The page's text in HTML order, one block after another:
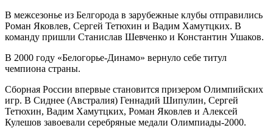
В межсезонье из Белгорода в зарубежные клубы отправились
Роман Яковлев, Сергей Тетюхин и Вадим Хамутцких. В
команду пришли Станислав Шевченко и Константин Ушаков.
В 2000 году «Белогорье-Динамо» вернуло себе титул
чемпиона страны.
Сборная России впервые становится призером Олимпийских
игр. В Сиднее (Австралия) Геннадий Шипулин, Сергей
Тетюхин, Вадим Хамутцких, Роман Яковлев и Алексей
Кулешов завоевали серебряные медали Олимпиады-2000.